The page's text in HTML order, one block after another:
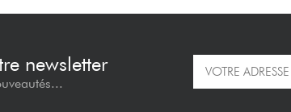
newsletter